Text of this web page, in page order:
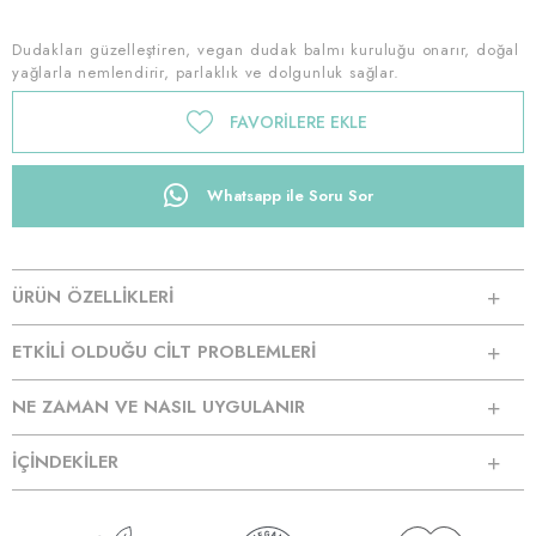
Dudakları güzelleştiren, vegan dudak balmı kuruluğu onarır, doğal
yağlarla nemlendirir, parlaklık ve dolgunluk sağlar.
FAVORILERE EKLE
Whatsapp ile Soru Sor
ÜRÜN ÖZELLİKLERİ
ETKİLİ OLDUĞU CİLT PROBLEMLERİ
NE ZAMAN VE NASIL UYGULANIR
İÇİNDEKİLER